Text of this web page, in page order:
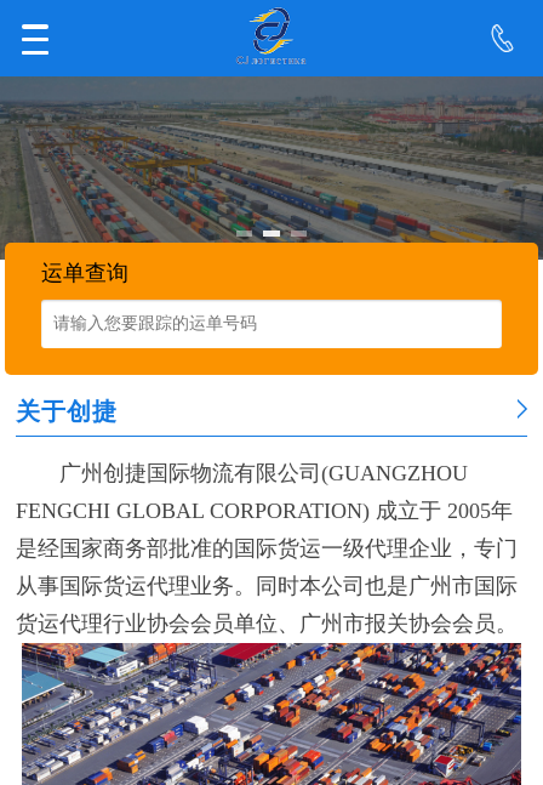
运单查询
关于创捷
广州创捷国际物流有限公司(GUANGZHOU
FENGCHI GLOBAL CORPORATION) 成立于 2005年
是经国家商务部批准的国际货运一级代理企业，专门
从事国际货运代理业务。同时本公司也是广州市国际
货运代理行业协会会员单位、广州市报关协会会员。